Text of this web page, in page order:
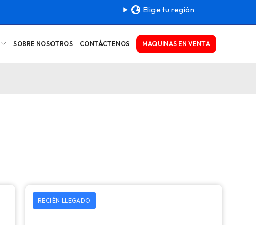
Elige tu región
SOBRE NOSOTROS CONTÁCTENOS MAQUINAS EN VENTA
RECIÉN LLEGADO